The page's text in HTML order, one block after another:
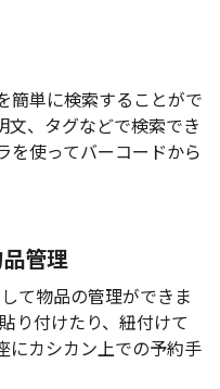
簡単に検索することがで
文、タグなどで検索でき
を使ってバーコードから
管理
て物品の管理ができま
り付けたり、紐付けて
にカシカン上での予約手